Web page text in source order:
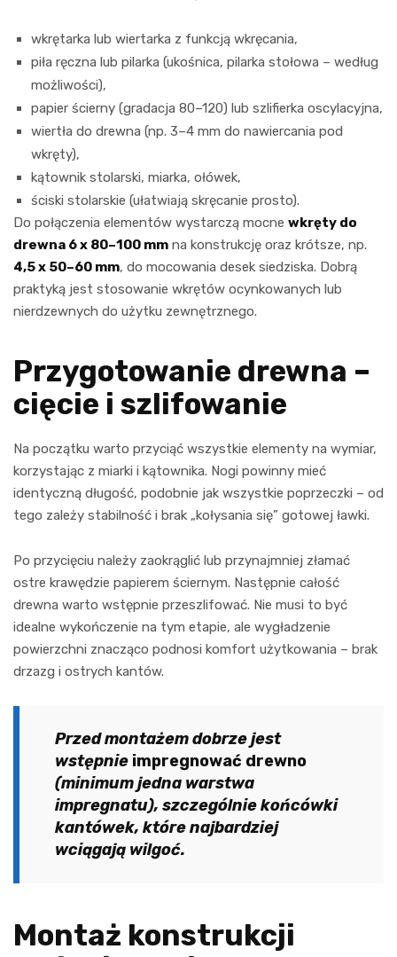
wkrętarka lub wiertarka z funkcją wkręcania,
piła ręczna lub pilarka (ukośnica, pilarka stołowa – według
możliwości),
papier ścierny (gradacja 80–120) lub szlifierka oscylacyjna,
wiertła do drewna (np. 3–4 mm do nawiercania pod
wkręty),
kątownik stolarski, miarka, ołówek,
ściski stolarskie (ułatwiają skręcanie prosto).
Do połączenia elementów wystarczą mocne wkręty do
drewna 6 x 80–100 mm na konstrukcję oraz krótsze, np.
4,5 x 50–60 mm, do mocowania desek siedziska. Dobrą
praktyką jest stosowanie wkrętów ocynkowanych lub
nierdzewnych do użytku zewnętrznego.
Przygotowanie drewna –
cięcie i szlifowanie
Na początku warto przyciąć wszystkie elementy na wymiar,
korzystając z miarki i kątownika. Nogi powinny mieć
identyczną długość, podobnie jak wszystkie poprzeczki – od
tego zależy stabilność i brak „kołysania się” gotowej ławki.
Po przycięciu należy zaokrąglić lub przynajmniej złamać
ostre krawędzie papierem ściernym. Następnie całość
drewna warto wstępnie przeszlifować. Nie musi to być
idealne wykończenie na tym etapie, ale wygładzenie
powierzchni znacząco podnosi komfort użytkowania – brak
drzazg i ostrych kantów.
Przed montażem dobrze jest
wstępnie impregnować drewno
(minimum jedna warstwa
impregnatu), szczególnie końcówki
kantówek, które najbardziej
wciągają wilgoć.
Montaż konstrukcji